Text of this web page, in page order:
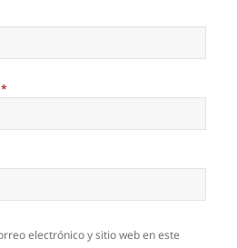
*
electrónico y sitio web en este